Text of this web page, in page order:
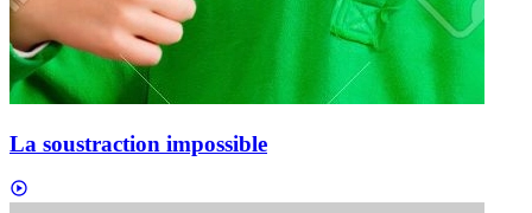
La soustraction impossible